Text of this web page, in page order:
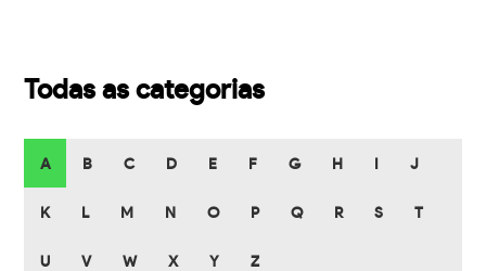
Todas as categorias
A B C D E F G H J
K L M N O P Q R S T
U V W X Y Z